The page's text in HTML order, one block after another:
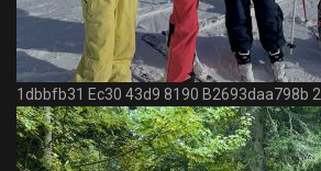
1dbbfb31 Ec30 43d9 8190 B2693daa798b 2